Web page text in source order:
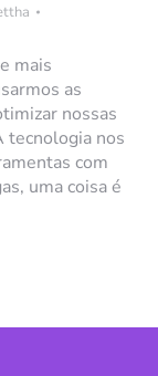
mais
as
nossas
tecnologia nos
com
uma coisa é